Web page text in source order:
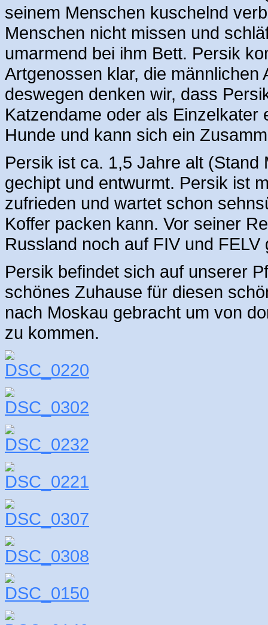
seinem Menschen kuschelnd
Menschen nicht missen und
umarmend bei ihm Bett. Persik
Artgenossen klar, die
deswegen denken wir, dass
Katzendame oder als
Hunde und kann sich ein
Persik ist ca. 1,5 Jahre alt
gechipt und entwurmt. Persik ist
zufrieden und wartet schon
Koffer packen kann. Vor seiner
Russland noch auf FIV und FELV
Persik befindet sich auf unserer
schönes Zuhause für diesen
nach Moskau gebracht um von
zu kommen.